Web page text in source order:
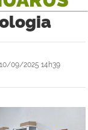
10/09/2025 14h39